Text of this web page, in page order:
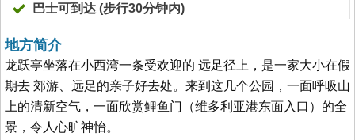
巴士可到达 (步行30分钟内)
地方简介
龙跃亭坐落在小西湾一条受欢迎的 远足径上，是一家大小在假
期去 郊游、远足的亲子好去处。来到这几个公园，一面呼吸山
上的清新空气，一面欣赏鲤鱼门（维多利亚港东面入口）的全
景，令人心旷神怡。